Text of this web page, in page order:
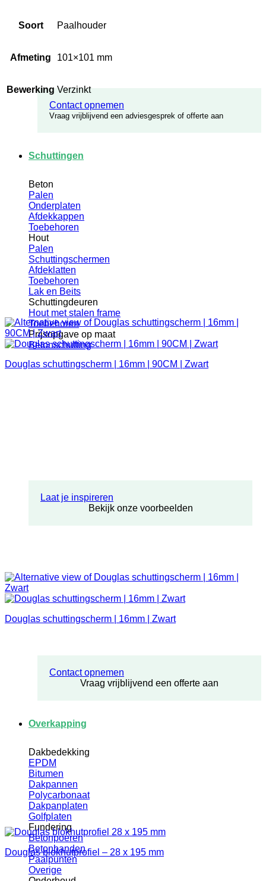
Contact opnemen
Vraag vrijblijvend een adviesgesprek of offerte aan
Schuttingen
Beton
Palen
Onderplaten
Afdekkappen
Toebehoren
Hout
Palen
Schuttingschermen
Afdeklatten
Toebehoren
Lak en Beits
Schuttingdeuren
Hout met stalen frame
Toebehoren
Prijsopgave op maat
Betonschutting
Laat je inspireren
Bekijk onze voorbeelden
Contact opnemen
Vraag vrijblijvend een offerte aan
Overkapping
Dakbedekking
EPDM
Bitumen
Dakpannen
Polycarbonaat
Dakpanplaten
Golfplaten
Fundering
Betonpoeren
Betonbanden
Paalpunten
Overige
Soort Paalhouder
Afmeting 101×101 mm
Bewerking Verzinkt
Douglas schuttingscherm | 16mm | 90CM | Zwart
Douglas schuttingscherm | 16mm | Zwart
Douglas blokhutprofiel – 28 x 195 mm